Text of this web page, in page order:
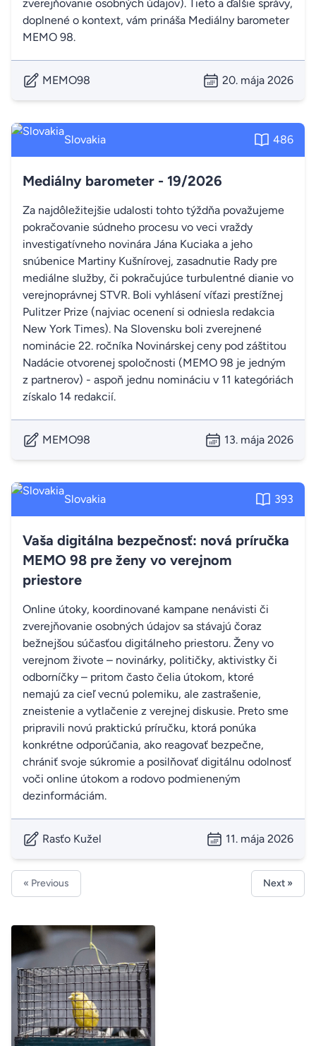
zverejňovanie osobných údajov). Tieto a ďalšie správy,
doplnené o kontext, vám prináša Mediálny barometer
MEMO 98.
MEMO98 20. mája 2026
Slovakia 486
Mediálny barometer - 19/2026
Za najdôležitejšie udalosti tohto týždňa považujeme
pokračovanie súdneho procesu vo veci vraždy
investigatívneho novinára Jána Kuciaka a jeho
snúbenice Martiny Kušnírovej, zasadnutie Rady pre
mediálne služby, či pokračujúce turbulentné dianie vo
verejnoprávnej STVR. Boli vyhlásení víťazi prestížnej
Pulitzer Prize (najviac ocenení si odniesla redakcia
New York Times). Na Slovensku boli zverejnené
nominácie 22. ročníka Novinárskej ceny pod záštitou
Nadácie otvorenej spoločnosti (MEMO 98 je jedným
z partnerov) - aspoň jednu nomináciu v 11 kategóriách
získalo 14 redakcií.
MEMO98 13. mája 2026
Slovakia 393
Vaša digitálna bezpečnosť: nová príručka
MEMO 98 pre ženy vo verejnom
priestore
Online útoky, koordinované kampane nenávisti či
zverejňovanie osobných údajov sa stávajú čoraz
bežnejšou súčasťou digitálneho priestoru. Ženy vo
verejnom živote – novinárky, političky, aktivistky či
odborníčky – pritom často čelia útokom, ktoré
nemajú za cieľ vecnú polemiku, ale zastrašenie,
zneistenie a vytlačenie z verejnej diskusie. Preto sme
pripravili novú praktickú príručku, ktorá ponúka
konkrétne odporúčania, ako reagovať bezpečne,
chrániť svoje súkromie a posilňovať digitálnu odolnosť
voči online útokom a rodovo podmieneným
dezinformáciám.
Rasťo Kužel 11. mája 2026
« Previous Next »